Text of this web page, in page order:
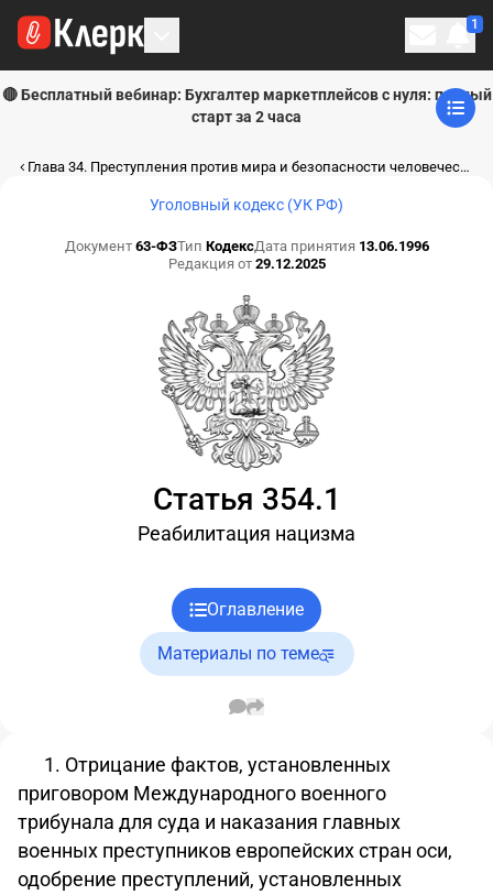
1
🔴 Бесплатный вебинар: Бухгалтер маркетплейсов с нуля: полный
старт за 2 часа
Глава 34. Преступления против мира и безопасности человечества (ст. 353-361)
Уголовный кодекс (УК РФ)
Документ 63-ФЗТип КодексДата принятия 13.06.1996
Редакция от 29.12.2025
Статья 354.1
Реабилитация нацизма
Оглавление
Материалы по теме
1. Отрицание фактов, установленных
приговором Международного военного
трибунала для суда и наказания главных
военных преступников европейских стран оси,
одобрение преступлений, установленных